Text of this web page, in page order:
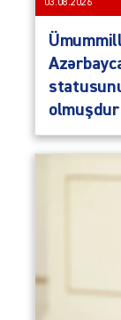
03.08.2026
olmuşdur